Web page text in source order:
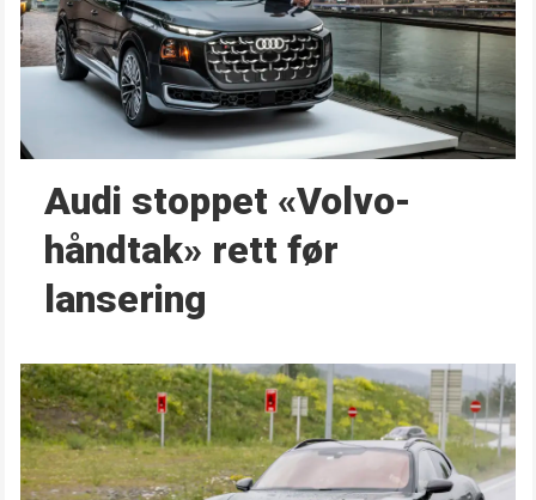
Audi stoppet «Volvo-
håndtak» rett før
lansering